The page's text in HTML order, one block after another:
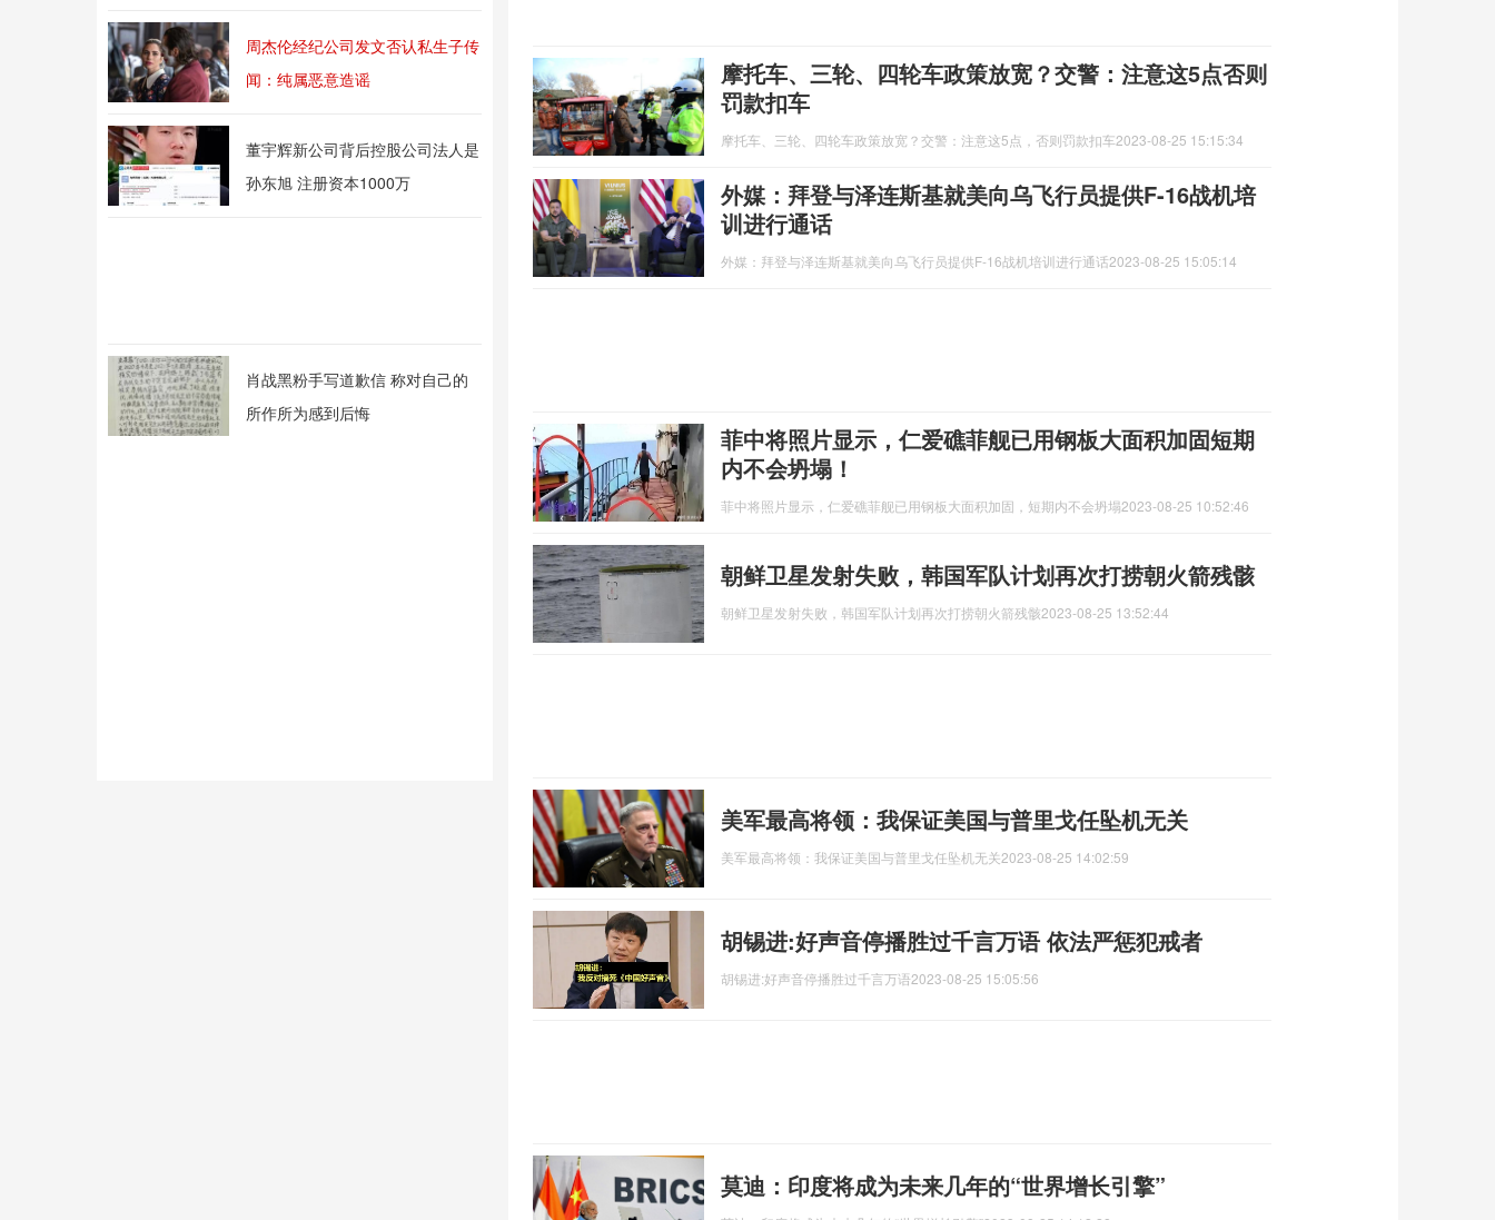
周杰伦经纪公司发文否认私生子传
闻：纯属恶意造谣
董宇辉新公司背后控股公司法人是
孙东旭 注册资本1000万
肖战黑粉手写道歉信 称对自己的
所作所为感到后悔
摩托车、三轮、四轮车政策放宽？交警：注意这5点否则
罚款扣车
摩托车、三轮、四轮车政策放宽？交警：注意这5点，否则罚款扣车2023-08-25 15:15:34
外媒：拜登与泽连斯基就美向乌飞行员提供F-16战机培
训进行通话
外媒：拜登与泽连斯基就美向乌飞行员提供F-16战机培训进行通话2023-08-25 15:05:14
菲中将照片显示，仁爱礁菲舰已用钢板大面积加固短期
内不会坍塌！
菲中将照片显示，仁爱礁菲舰已用钢板大面积加固，短期内不会坍塌2023-08-25 10:52:46
朝鲜卫星发射失败，韩国军队计划再次打捞朝火箭残骸
朝鲜卫星发射失败，韩国军队计划再次打捞朝火箭残骸2023-08-25 13:52:44
美军最高将领：我保证美国与普里戈任坠机无关
美军最高将领：我保证美国与普里戈任坠机无关2023-08-25 14:02:59
胡锡进:好声音停播胜过千言万语 依法严惩犯戒者
胡锡进:好声音停播胜过千言万语2023-08-25 15:05:56
莫迪：印度将成为未来几年的“世界增长引擎”